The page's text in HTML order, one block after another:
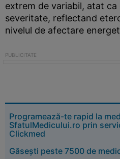
extrem de variabil, atat ca
severitate, reflectand
nivelul de afectare
Programează-te rapid la
SfatulMedicului.ro prin
Clickmed
Găsești peste 7500 de